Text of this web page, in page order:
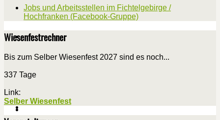
Jobs und Arbeitsstellen im Fichtelgebirge /
Hochfranken (Facebook-Gruppe)
Wiesenfestrechner
Bis zum Selber Wiesenfest 2027 sind es noch...
337 Tage
Link:
Selber Wiesenfest